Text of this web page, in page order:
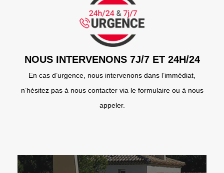
NOUS INTERVENONS 7J/7 ET 24H/24
En cas d’urgence, nous intervenons dans l’immédiat,
n’hésitez pas à nous contacter via le formulaire ou à nous
appeler.